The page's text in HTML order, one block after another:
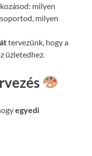
milyen
milyen
tervezünk, hogy a
üzletedhez.
egyedi